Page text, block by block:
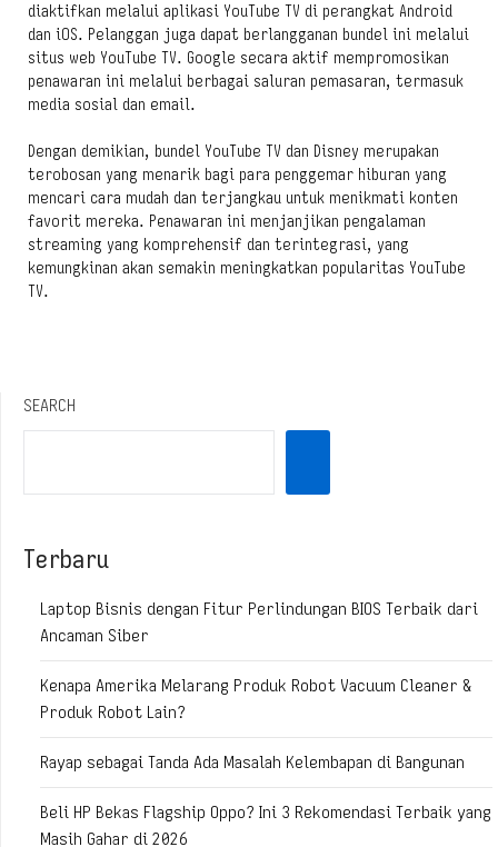
diaktifkan melalui aplikasi YouTube TV di perangkat Android
dan iOS. Pelanggan juga dapat berlangganan bundel ini melalui
situs web YouTube TV. Google secara aktif mempromosikan
penawaran ini melalui berbagai saluran pemasaran, termasuk
media sosial dan email.
Dengan demikian, bundel YouTube TV dan Disney merupakan
terobosan yang menarik bagi para penggemar hiburan yang
mencari cara mudah dan terjangkau untuk menikmati konten
favorit mereka. Penawaran ini menjanjikan pengalaman
streaming yang komprehensif dan terintegrasi, yang
kemungkinan akan semakin meningkatkan popularitas YouTube
TV.
SEARCH
Terbaru
Laptop Bisnis dengan Fitur Perlindungan BIOS Terbaik dari
Ancaman Siber
Kenapa Amerika Melarang Produk Robot Vacuum Cleaner &
Produk Robot Lain?
Rayap sebagai Tanda Ada Masalah Kelembapan di Bangunan
Beli HP Bekas Flagship Oppo? Ini 3 Rekomendasi Terbaik yang
Masih Gahar di 2026